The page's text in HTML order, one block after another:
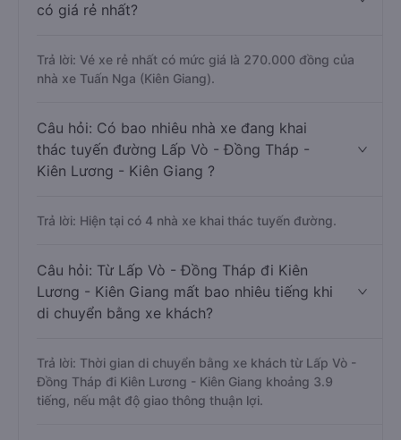
có giá rẻ nhất?
Trả lời: Vé xe rẻ nhất có mức giá là 270.000 đồng của
nhà xe Tuấn Nga (Kiên Giang).
Câu hỏi: Có bao nhiêu nhà xe đang khai
thác tuyến đường Lấp Vò - Đồng Tháp -
Kiên Lương - Kiên Giang ?
Trả lời: Hiện tại có 4 nhà xe khai thác tuyến đường.
Câu hỏi: Từ Lấp Vò - Đồng Tháp đi Kiên
Lương - Kiên Giang mất bao nhiêu tiếng khi
di chuyển bằng xe khách?
Trả lời: Thời gian di chuyển bằng xe khách từ Lấp Vò -
Đồng Tháp đi Kiên Lương - Kiên Giang khoảng 3.9
tiếng, nếu mật độ giao thông thuận lợi.